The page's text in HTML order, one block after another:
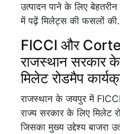
उत्पादन पाने के लिए
में पढ़ें मिलेट्स की फसलों
FICCI और
राजस्थान सरकार
मिलेट रोडमैप
राजस्थान के जयपुर में
राज्य सरकार के लिए मिलेट
जिसका मुख्य उद्देश्य बाजरा